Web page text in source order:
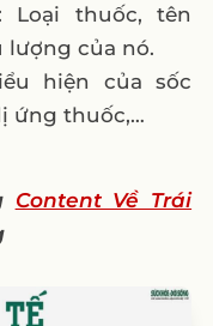
Loại thuốc, tên
lượng của nó.
hiện của sốc
ứng thuốc,…
Content Về Trái